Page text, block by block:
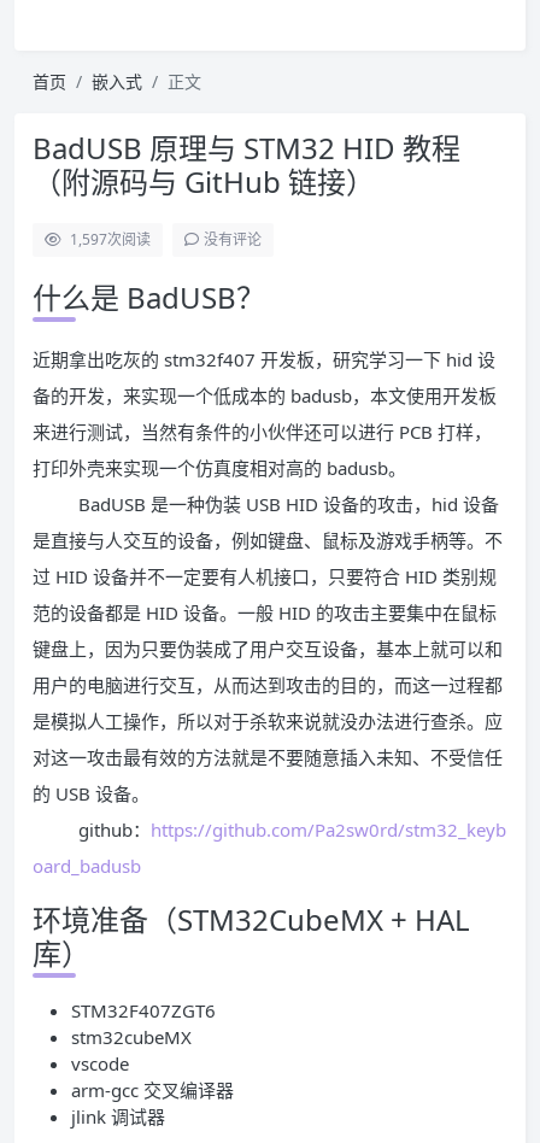
首页 嵌入式 正文
BadUSB 原理与 STM32 HID 教程
（附源码与 GitHub 链接）
1,597次阅读 没有评论
什么是 BadUSB？
近期拿出吃灰的 stm32f407 开发板，研究学习一下 hid 设
备的开发，来实现一个低成本的 badusb，本文使用开发板
来进行测试，当然有条件的小伙伴还可以进行 PCB 打样，
打印外壳来实现一个仿真度相对高的 badusb。
BadUSB 是一种伪装 USB HID 设备的攻击，hid 设备
是直接与人交互的设备，例如键盘、鼠标及游戏手柄等。不
过 HID 设备并不一定要有人机接口，只要符合 HID 类别规
范的设备都是 HID 设备。一般 HID 的攻击主要集中在鼠标
键盘上，因为只要伪装成了用户交互设备，基本上就可以和
用户的电脑进行交互，从而达到攻击的目的，而这一过程都
是模拟人工操作，所以对于杀软来说就没办法进行查杀。应
对这一攻击最有效的方法就是不要随意插入未知、不受信任
的 USB 设备。
github： https://github.com/Pa2sw0rd/stm32_keyb
oard_badusb
环境准备（STM32CubeMX + HAL
库）
STM32F407ZGT6
stm32cubeMX
vscode
arm-gcc 交叉编译器
jlink 调试器